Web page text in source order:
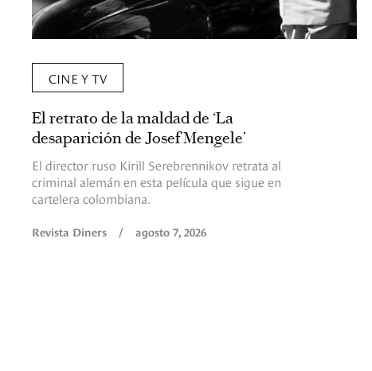
CINE Y TV
El retrato de la maldad de ‘La
desaparición de Josef Mengele’
El director ruso Kirill Serebrennikov retrata al
criminal alemán en esta película que sigue en
cartelera colombiana.
Revista Diners / agosto 7, 2026